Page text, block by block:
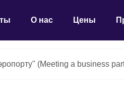
О нас Цены
(Meeting a business